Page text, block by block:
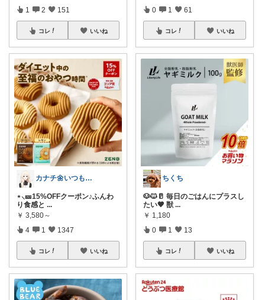
1 2 151
コレ いいね
カナチ🌼いつもご覧くださり感謝ꕤ
⋆⸜🎫15%OFFクーポン♪ふんわ
り食感と ...
￥ 3,580～
4 1 1347
コレ いいね
0 1 61
コレ いいね
ちくち
🐶🐱🥛 毎日のごはんにプラスし
たい🤎 獣 ...
￥ 1,180
0 1 13
コレ いいね